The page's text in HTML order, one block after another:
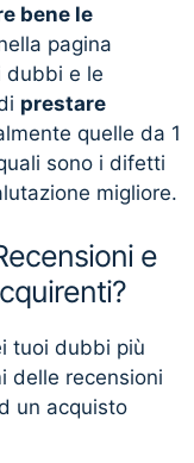
bene le
pagina
dubbi e le
prestare
quelle da 1
sono i difetti
migliore.
e
tuoi dubbi più
delle recensioni
un acquisto